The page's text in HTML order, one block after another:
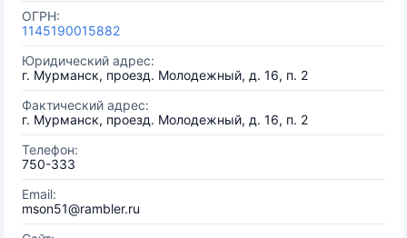
ОГРН:
1145190015882
Юридический адрес:
г. Мурманск, проезд. Молодежный, д. 16, п. 2
Фактический адрес:
г. Мурманск, проезд. Молодежный, д. 16, п. 2
Телефон:
750-333
Email:
mson51@rambler.ru